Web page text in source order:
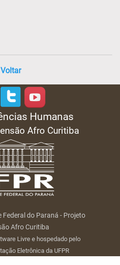
Voltar
Humanas
Afro Curitiba
do Paraná - Projeto
Afro Curitiba
Livre e hospedado pelo
Eletrônica da UFPR